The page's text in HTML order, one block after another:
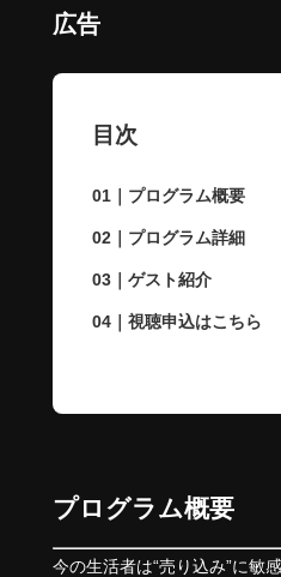
広告
目次
01｜プログラム概要
02｜プログラム詳細
03｜ゲスト紹介
04｜視聴申込はこちら
プログラム概要
今の生活者は“売り込み”に敏